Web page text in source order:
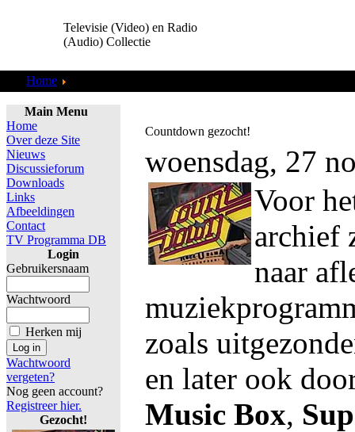
Televisie (Video) en Radio
(Audio) Collectie
Home
Main Menu
Home
Over deze Site
Nieuws
Discussieforum
Downloads
Links
Afbeeldingen
Contact
TV Programma DB
Login
Gebruikersnaam
Wachtwoord
Herken mij
Wachtwoord
vergeten?
Nog geen account?
Registreer hier.
Gezocht!
Countdown gezocht!
woensdag, 27
Voor
archief
naar
zoals
en later ook
Music Box,